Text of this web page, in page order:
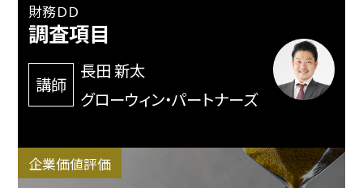
財務ＤＤ
調査項目
講師
長田 新太
グローウィン・パートナーズ
企業価値評価